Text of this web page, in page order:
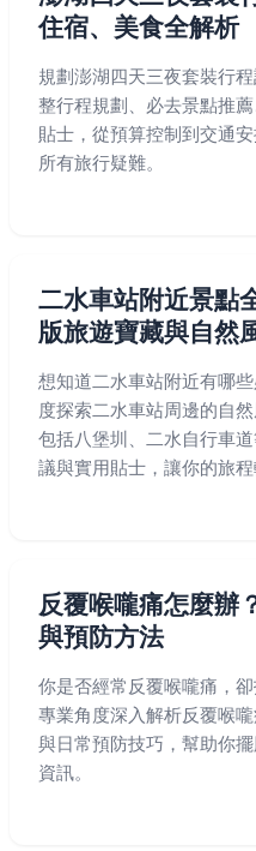
住宿、美食全解析
規劃澎湖四天三夜套裝行
整行程規劃、必去景點推
貼士，從預算控制到交通
所有旅行疑難。
二水車站附近景點
版旅遊寶藏與自然
想知道二水車站附近有哪
度探索二水車站周邊的自
包括八堡圳、二水自行車
議與實用貼士，讓你的旅程
反覆喉嚨痛怎麼辦
與預防方法
你是否經常反覆喉嚨痛，
專業角度深入解析反覆喉
與日常預防技巧，幫助你
資訊。